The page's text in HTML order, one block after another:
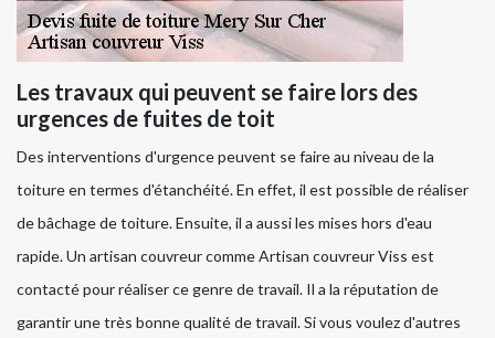
Les travaux qui peuvent se faire lors des
urgences de fuites de toit
Des interventions d'urgence peuvent se faire au niveau de la
toiture en termes d'étanchéité. En effet, il est possible de réaliser
de bâchage de toiture. Ensuite, il a aussi les mises hors d'eau
rapide. Un artisan couvreur comme Artisan couvreur Viss est
contacté pour réaliser ce genre de travail. Il a la réputation de
garantir une très bonne qualité de travail. Si vous voulez d'autres